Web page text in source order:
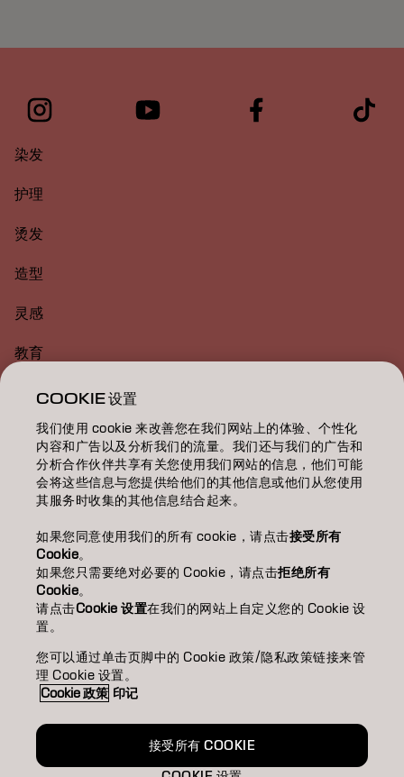
染发
护理
烫发
造型
灵感
教育
关于
美发沙龙查找
成为合作伙伴
联系我们
版权声明隐私政策Cookie 政策使用条款无障碍访问
可持续发展承诺
CN | Chinese (Traditional)
Goldwell隶属于
COOKIE 设置
我们使用 cookie 来改善您在我们网站上的体验、个性化
内容和广告以及分析我们的流量。我们还与我们的广告和
分析合作伙伴共享有关您使用我们网站的信息，他们可能
会将这些信息与您提供给他们的其他信息或他们从您使用
其服务时收集的其他信息结合起来。
如果您同意使用我们的所有 cookie，请点击接受所有
Cookie。
如果您只需要绝对必要的 Cookie，请点击拒绝所有
Cookie。
请点击Cookie 设置在我们的网站上自定义您的 Cookie 设
置。
您可以通过单击页脚中的 Cookie 政策/隐私政策链接来管
理 Cookie 设置。
Cookie 政策 印记
接受所有 COOKIE